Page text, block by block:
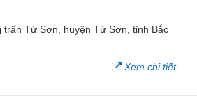
trấn Từ Sơn, huyện Từ Sơn, tỉnh Bắc
Xem chi tiết